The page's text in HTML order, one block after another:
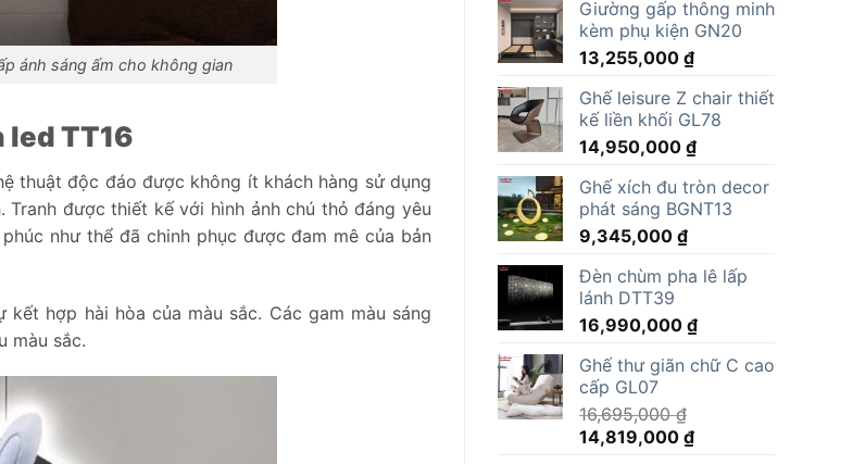
Giường gấp thông minh
kèm phụ kiện GN20
13,255,000 ₫
Ghế leisure Z chair thiết
kế liền khối GL78
14,950,000 ₫
Ghế xích đu tròn decor
phát sáng BGNT13
9,345,000 ₫
Đèn chùm pha lê lấp
lánh DTT39
16,990,000 ₫
Ghế thư giãn chữ C cao
cấp GL07
16,695,000₫
Giá
14,819,000 ₫Giá
ánh sáng ấm cho không gian
led TT16
thuật độc đáo được không ít khách hàng sử dụng
được thiết kế với hình ảnh chú thỏ đáng yêu
như thể đã chinh phục được đam mê của bản
hợp hài hòa của màu sắc. Các gam màu sáng
màu sắc.